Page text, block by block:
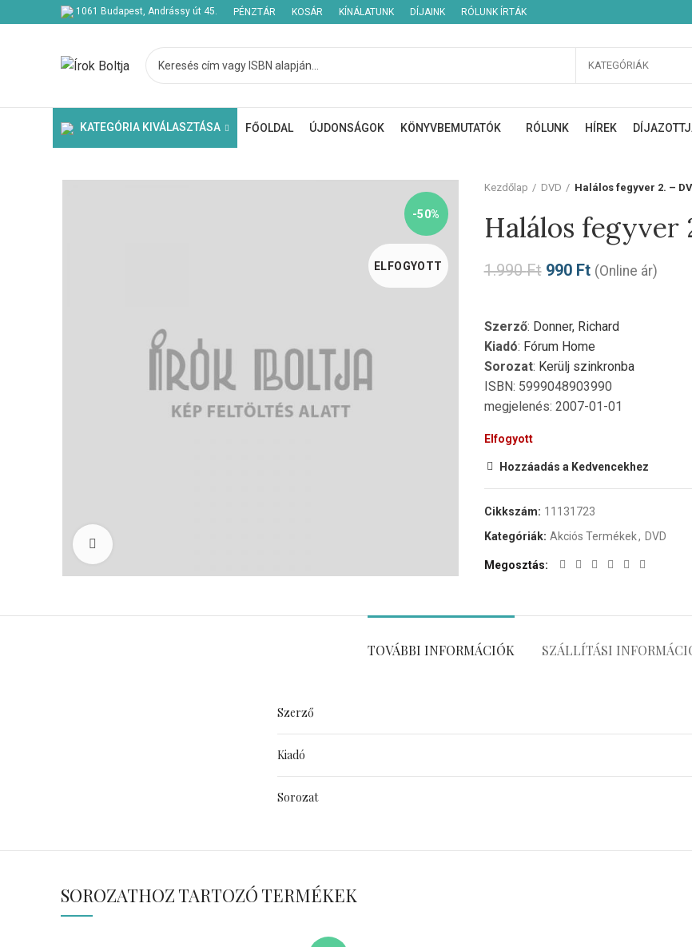
1061 Budapest, Andrássy út 45. PÉNZTÁR KOSÁR KÍNÁLATUNK DÍJAINK RÓLUNK ÍRTÁK
KATEGÓRIÁK
KATEGÓRIA KIVÁLASZTÁSA FŐOLDAL ÚJDONSÁGOK KÖNYVBEMUTATÓK RÓLUNK HÍREK
-50%
ELFOGYOTT
Kezdőlap DVD Halálos fegyver 2. –
Halálos fegyver
1.990Ft 990 Ft (Online ár)
Szerző: Donner, Richard
Kiadó: Fórum Home
Sorozat: Kerülj szinkronba
ISBN: 5999048903990
megjelenés: 2007-01-01
Elfogyott
Hozzáadás a Kedvencekhez
Cikkszám: 11131723
Kategóriák: Akciós Termékek, DVD
Megosztás
TOVÁBBI INFORMÁCIÓK SZÁLLÍTÁSI
Szerző
Kiadó
Sorozat
SOROZATHOZ TARTOZÓ TERMÉKEK
Kezdje el gépelni a keresett bejegyzések megtekintéséhez.